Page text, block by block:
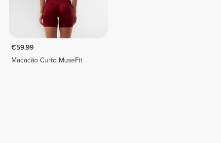
€59.99
Macacão Curto MuseFit